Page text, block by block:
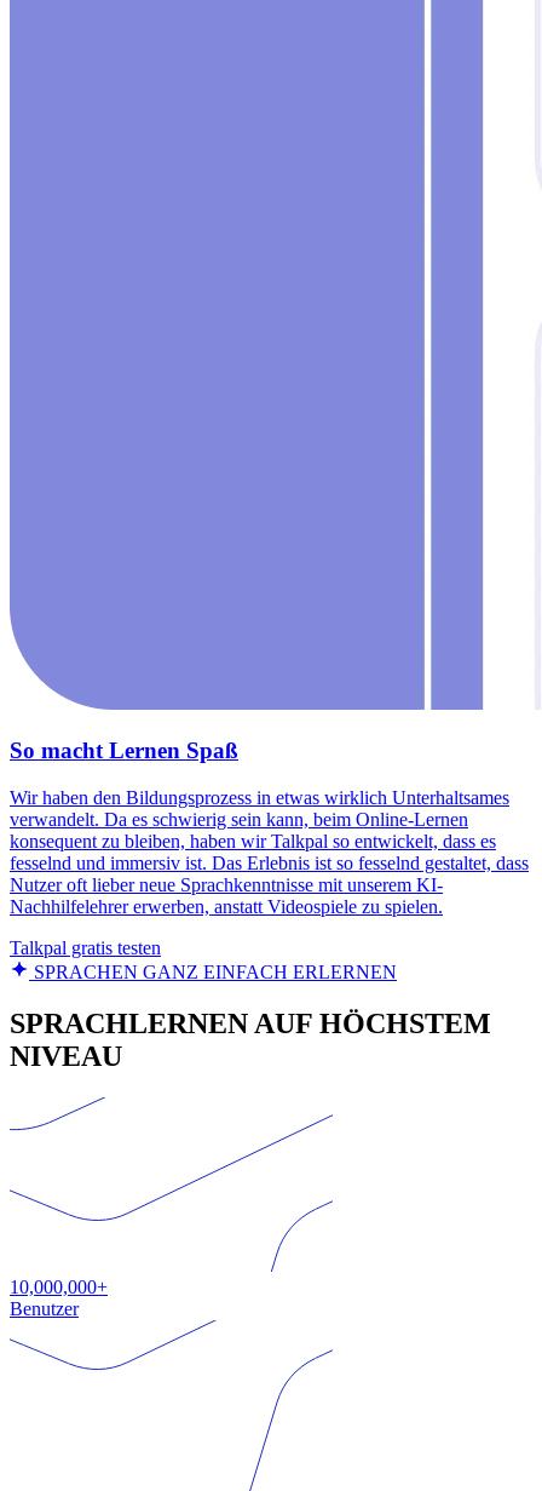
So macht Lernen Spaß
Wir haben den Bildungsprozess in etwas wirklich Unterhaltsames
verwandelt. Da es schwierig sein kann, beim Online-Lernen
konsequent zu bleiben, haben wir Talkpal so entwickelt, dass es
fesselnd und immersiv ist. Das Erlebnis ist so fesselnd gestaltet, dass
Nutzer oft lieber neue Sprachkenntnisse mit unserem KI-
Nachhilfelehrer erwerben, anstatt Videospiele zu spielen.
Talkpal gratis testen
SPRACHEN GANZ EINFACH ERLERNEN
SPRACHLERNEN AUF HÖCHSTEM
NIVEAU
10,000,000+
Benutzer